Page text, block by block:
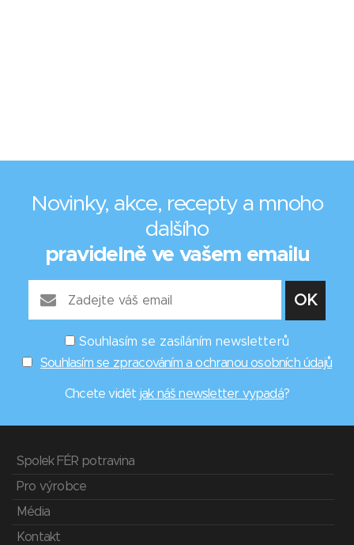
Novinky, akce, recepty a mnoho
dalšího
pravidelně ve vašem emailu
Souhlasím se zasíláním newsletterů
Souhlasím se zpracováním a ochranou osobních údajů
Chcete vidět jak náš newsletter vypadá?
Spolek FÉR potravina
Pro výrobce
Média
Kontakt